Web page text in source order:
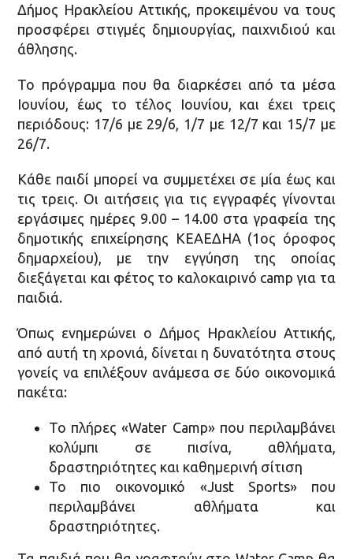
Δήμος Ηρακλείου Αττικής, προκειμένου να τους
προσφέρει στιγμές δημιουργίας, παιχνιδιού και
άθλησης.
Το πρόγραμμα που θα διαρκέσει από τα μέσα
Ιουνίου, έως το τέλος Ιουνίου, και έχει τρεις
περιόδους: 17/6 με 29/6, 1/7 με 12/7 και 15/7 με
26/7.
Κάθε παιδί μπορεί να συμμετέχει σε μία έως και
τις τρεις. Οι αιτήσεις για τις εγγραφές γίνονται
εργάσιμες ημέρες 9.00 – 14.00 στα γραφεία της
δημοτικής επιχείρησης ΚΕΑΕΔΗΑ (1ος όροφος
δημαρχείου), με την εγγύηση της οποίας
διεξάγεται και φέτος το καλοκαιρινό camp για τα
παιδιά.
Όπως ενημερώνει ο Δήμος Ηρακλείου Αττικής,
από αυτή τη χρονιά, δίνεται η δυνατότητα στους
γονείς να επιλέξουν ανάμεσα σε δύο οικονομικά
πακέτα:
Το πλήρες «Water Camp» που περιλαμβάνει
κολύμπι σε πισίνα, αθλήματα,
δραστηριότητες και καθημερινή σίτιση
Το πιο οικονομικό «Just Sports» που
περιλαμβάνει αθλήματα και
δραστηριότητες.